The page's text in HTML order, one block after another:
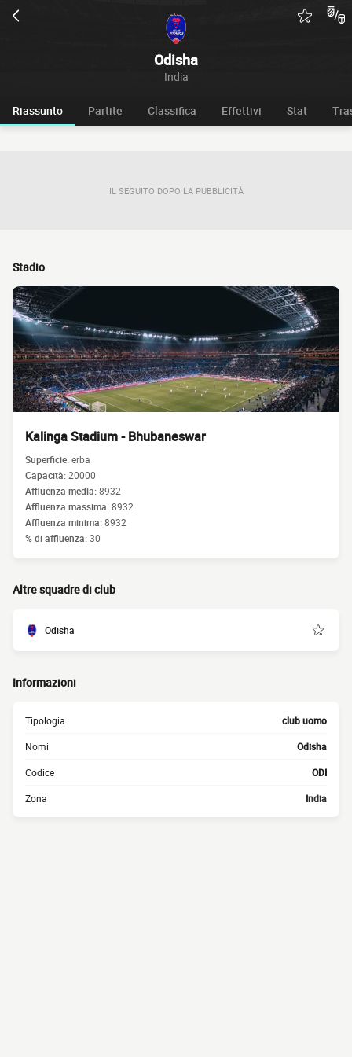
Odisha
India
Riassunto Partite Classifica Effettivi Stat
IL SEGUITO DOPO LA PUBBLICITÀ
Stadio
Kalinga Stadium - Bhubaneswar
Superficie:erba
Capacità:20000
Affluenza media:8932
Affluenza massima:8932
Affluenza minima:8932
% di affluenza:30
Altre squadre di club
Odisha
Informazioni
Tipologia club uomo
Nomi Odisha
Codice ODI
Zona India